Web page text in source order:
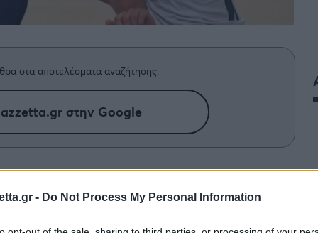
- Do Not Process My Personal Information
στα αποτελέσματα αναζήτησης.
στην Google
των free agents μετά από την
ο Χουάν Κάρλος Ναβάρο
τον Ισπανό πρώην